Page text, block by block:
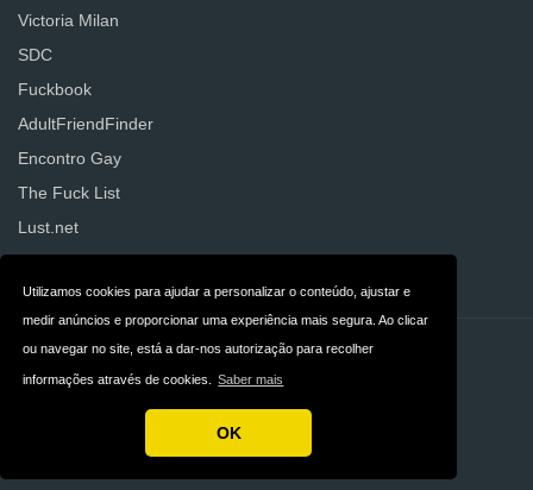
Utilizamos cookies para ajudar a personalizar o conteúdo, ajustar e
medir anúncios e proporcionar uma experiência mais segura. Ao clicar
ou navegar no site, está a dar-nos autorização para recolher
informações através de cookies. Saber mais
OK
Victoria Milan
SDC
Fuckbook
AdultFriendFinder
Encontro Gay
The Fuck List
Lust.net
Contacto Privacidade
Termos e condições
Direitos de autor © 2026 DatingWebsites.pt